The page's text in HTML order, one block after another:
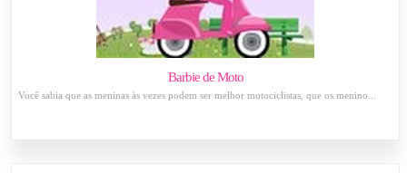
Barbie de Moto
Você sabia que as meninas às vezes podem ser melhor motociclistas, que os menino...